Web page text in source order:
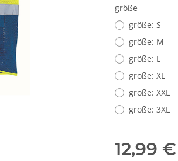
größe
größe: S
größe: M
größe: L
größe: XL
größe: XXL
größe: 3XL
12,99 €